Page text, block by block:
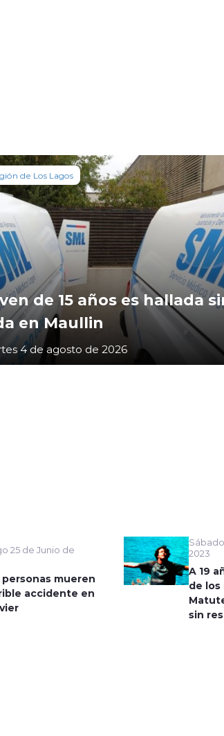
de Los Lagos
de 15 años es hallada
en Maullin
4 de agosto de 2026
25 de Junio de
personas mueren
accidente en
2023
A 19
de los
sin